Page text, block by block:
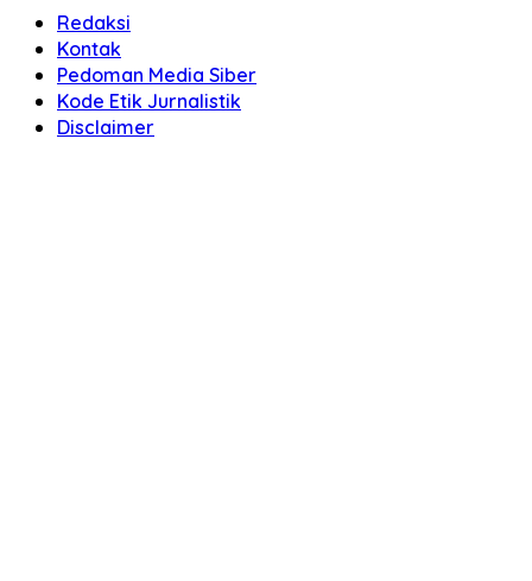
Redaksi
Kontak
Pedoman Media Siber
Kode Etik Jurnalistik
Disclaimer